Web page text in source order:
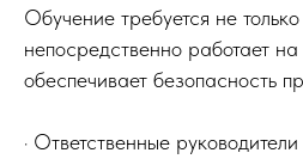
Обучение требуется не
непосредственно работает
обеспечивает безопасность
· Ответственные